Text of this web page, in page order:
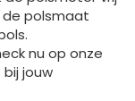
de polsmaat
nu op onze
jouw